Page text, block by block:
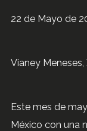
22 de Mayo de
Vianey
Este mes de
México con una